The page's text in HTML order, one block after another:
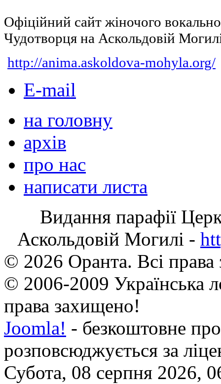
Офіційний сайт жіночого
Чудотворця на Аскольдовій
http://anima.askoldova-mohyla.org/
E-mail
на головну
архів
про нас
написати листа
Видання парафії
Аскольдовій Могилі -
© 2026 Оранта. Всі
© 2006-2009 Українська
права захищено!
Joomla! - безкоштовне
розповсюджується за
Субота, 08 серпня 2026,